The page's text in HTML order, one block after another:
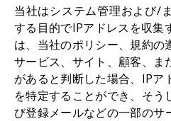
当社はシステム管理および/
する目的でIPアドレスを収集
は、当社のポリシー、規約の
サービス、サイト、顧客、ま
があると判断した場合、IPア
を特定することができ、そう
び登録メールなどの一部の